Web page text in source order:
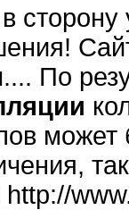
сторону
По
может